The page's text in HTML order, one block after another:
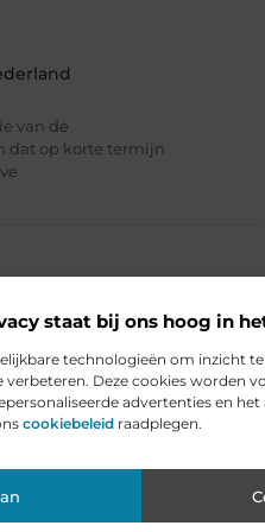
staat bij ons hoog in
technologieën om inzicht
Deze cookies worden
advertenties en
cookiebeleid raadplegen.
van de
dat op korte termijn
Website index